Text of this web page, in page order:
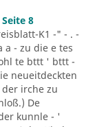
8
K1 -" - . -
a - zu die e tes
te bttt ' bttt -
neueitdeckten
irche zu
De
kunnle - '